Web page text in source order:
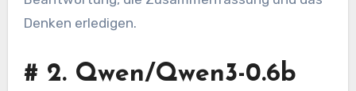
Denken erledigen.
# 2. Qwen/Qwen3-0.6b